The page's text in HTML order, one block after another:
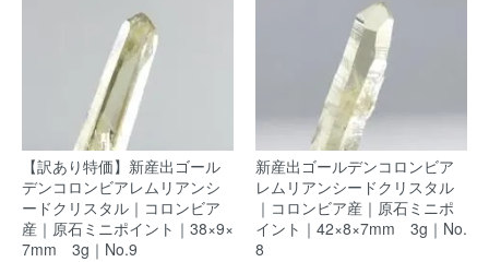
【訳あり特価】新産出ゴール
デンコロンビアレムリアンシ
ードクリスタル｜コロンビア
産｜原石ミニポイント｜38×9×
7mm 3g｜No.9
新産出ゴールデンコロンビア
レムリアンシードクリスタル
｜コロンビア産｜原石ミニポ
イント｜42×8×7mm 3g｜No.
8